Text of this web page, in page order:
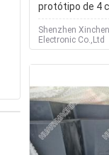
protótipo de 4
elevador/
Shenzhen
Electronic Co.,Ltd